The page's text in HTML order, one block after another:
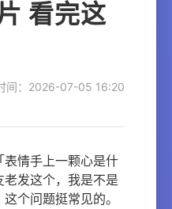
看完这
间：2026-07-05 16:20
情手上一颗心是什
发这个，我是不是
个问题挺常见的。